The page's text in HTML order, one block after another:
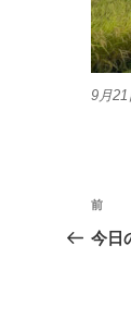
9月
投
稿
前
の
前
今日